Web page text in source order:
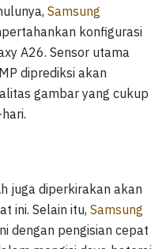
Samsung
konfigurasi
A26. Sensor utama
diprediksi akan
gambar yang cukup
juga diperkirakan akan
ini. Selain itu, Samsung
dengan pengisian cepat